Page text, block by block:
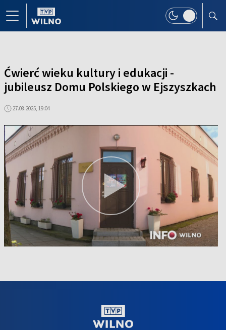
Ćwierć wieku kultury i edukacji -
jubileusz Domu Polskiego w Ejszyszkach
27.08.2025, 19:04